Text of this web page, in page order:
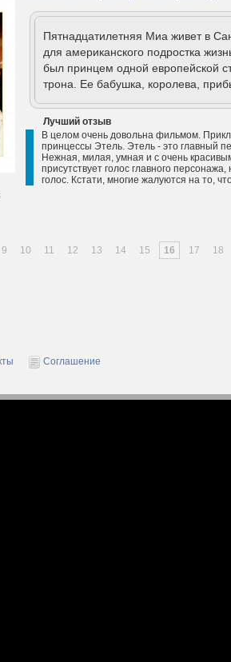
Пятнадцатилетняя Миа живет в
для американского подростка
был принцем одной европейской
трона. Ее бабушка, королева,
Лучший отзыв
В целом очень довольна фильмом.
принцессы Этель. Этель - это главный
Нежная, милая, умная и с очень
присутствует голос главного
голос. Кстати, многие жалуются на то,
9 10 11 12 13 14 15 16 17 18
Соглашение